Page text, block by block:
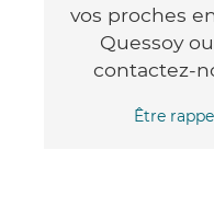
vos proches
Quessoy
contactez-
Être